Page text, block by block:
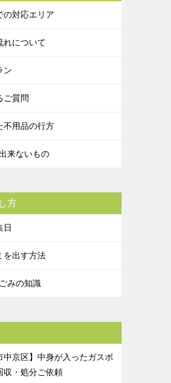
の対応エリア
れについて
ン
ご質問
不用品の行方
来ないもの
方
日
を出す方法
みの知識
中京区】中身が入ったガスボ
収・処分ご依頼